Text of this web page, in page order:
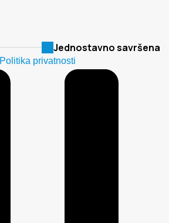
Jednostavno savršena
Politika privatnosti